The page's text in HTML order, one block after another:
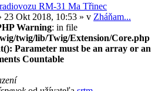
RM-31 Ma Třinec
23 Okt 2018, 10:53 » v Zháňam...
Warning: in file
twig/lib/Twig/Extension/Core.php
Parameter must be an array or an
Countable